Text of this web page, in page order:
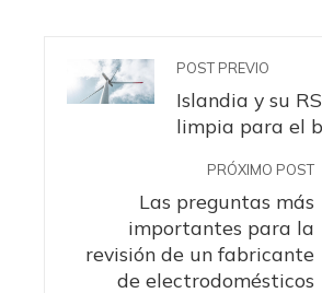
POST PREVIO
Islandia y su
limpia para el
PRÓXIMO POST
Las preguntas más
importantes para la
revisión de un fabricante
de electrodomésticos